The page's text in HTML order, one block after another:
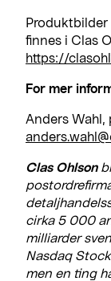
Produktbilder
finnes i Clas
https://
For mer
Anders Wahl,
Clas Ohlson
cirka 5 000
milliarder
Nasdaq
men en ting